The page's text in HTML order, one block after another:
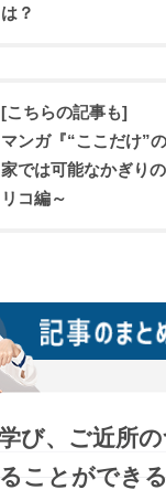
は？
[こちらの記事も]
マンガ『“ここだけ”
家では可能なかぎり
リコ編～
び、ご近所
ことができる